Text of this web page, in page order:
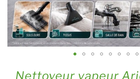
Nettoyeur vapeur